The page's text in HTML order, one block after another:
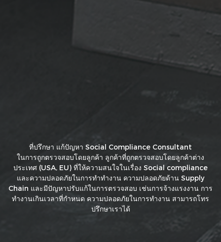
ที่ปรึกษา แก้ปัญหา Social Compliance Consultant
ในการถูกตรวจสอบโดยลูกค้า ลูกค้าที่ถูกตรวจสอบโดยลูกค้าต่าง
ประเทศ (USA, EU) ที่ให้ความสนใจในเรื่อง Social compliance
และความปลอดภัยในการทำทำงาน ความปลอดภัยด้าน Supply
Chain และมีปัญหาปรับแก้ในการตรวจสอบ เช่นการจ้างแรงงาน การ
ทำงานเกินเวลาที่กำหนด ความปลอดภัยในการทำงาน สามารถโทร
ปรึกษาเราได้